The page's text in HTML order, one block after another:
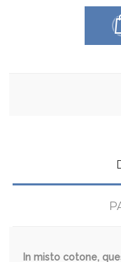
In misto cotone,